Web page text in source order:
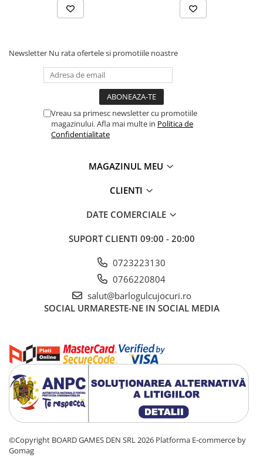
Newsletter Nu rata ofertele si promotiile noastre
Vreau sa primesc newsletter cu promotiile
magazinului. Afla mai multe in Politica de
Confidentialitate
MAGAZINUL MEU
CLIENTI
DATE COMERCIALE
SUPORT CLIENTI 09:00 - 20:00
0723223130
0766220804
salut@barlogulcujocuri.ro
SOCIAL URMARESTE-NE IN SOCIAL MEDIA
©Copyright BOARD GAMES DEN SRL 2026 Platforma E-commerce by
Gomag